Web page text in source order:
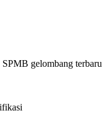
gelombang terbaru